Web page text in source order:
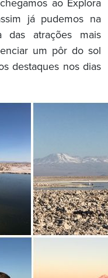
ao Explora
já pudemos na
das atrações mais
um pôr do sol
destaques nos dias